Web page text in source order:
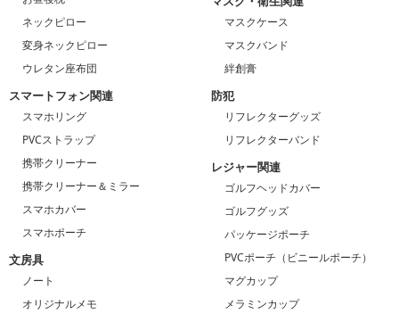
ネックピロー
変身ネックピロー
ウレタン座布団
スマートフォン関連
スマホリング
PVCストラップ
携帯クリーナー
携帯クリーナー＆ミラー
スマホカバー
スマホポーチ
文房具
ノート
オリジナルメモ
マスクケース
マスクバンド
絆創膏
防犯
リフレクターグッズ
リフレクターバンド
レジャー関連
ゴルフヘッドカバー
ゴルフグッズ
パッケージポーチ
PVCポーチ（ビニールポーチ）
マグカップ
メラミンカップ